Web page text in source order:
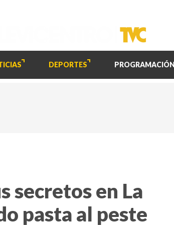
DEPORTES PROGRAMACIÓN
secretos en La
pasta al peste